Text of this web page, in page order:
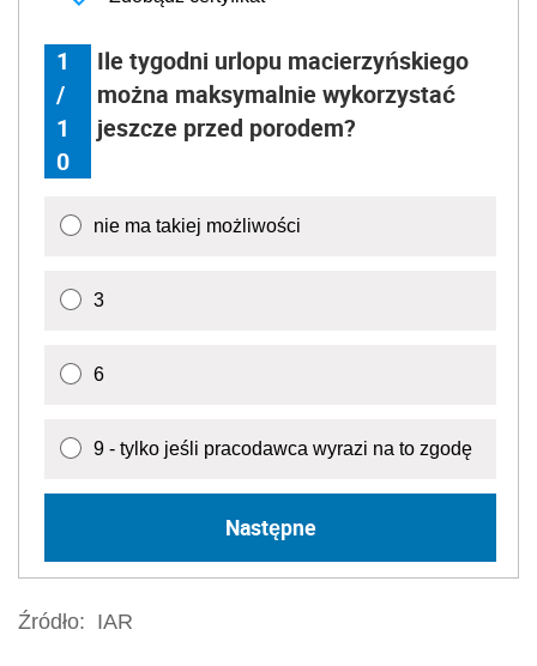
1
/
1
0
Ile tygodni urlopu macierzyńskiego
można maksymalnie wykorzystać
jeszcze przed porodem?
nie ma takiej możliwości
3
6
9 - tylko jeśli pracodawca wyrazi na to zgodę
Następne
Źródło: IAR